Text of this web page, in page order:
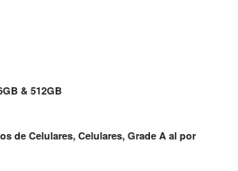
& 512GB
de Celulares, Celulares, Grade A al por